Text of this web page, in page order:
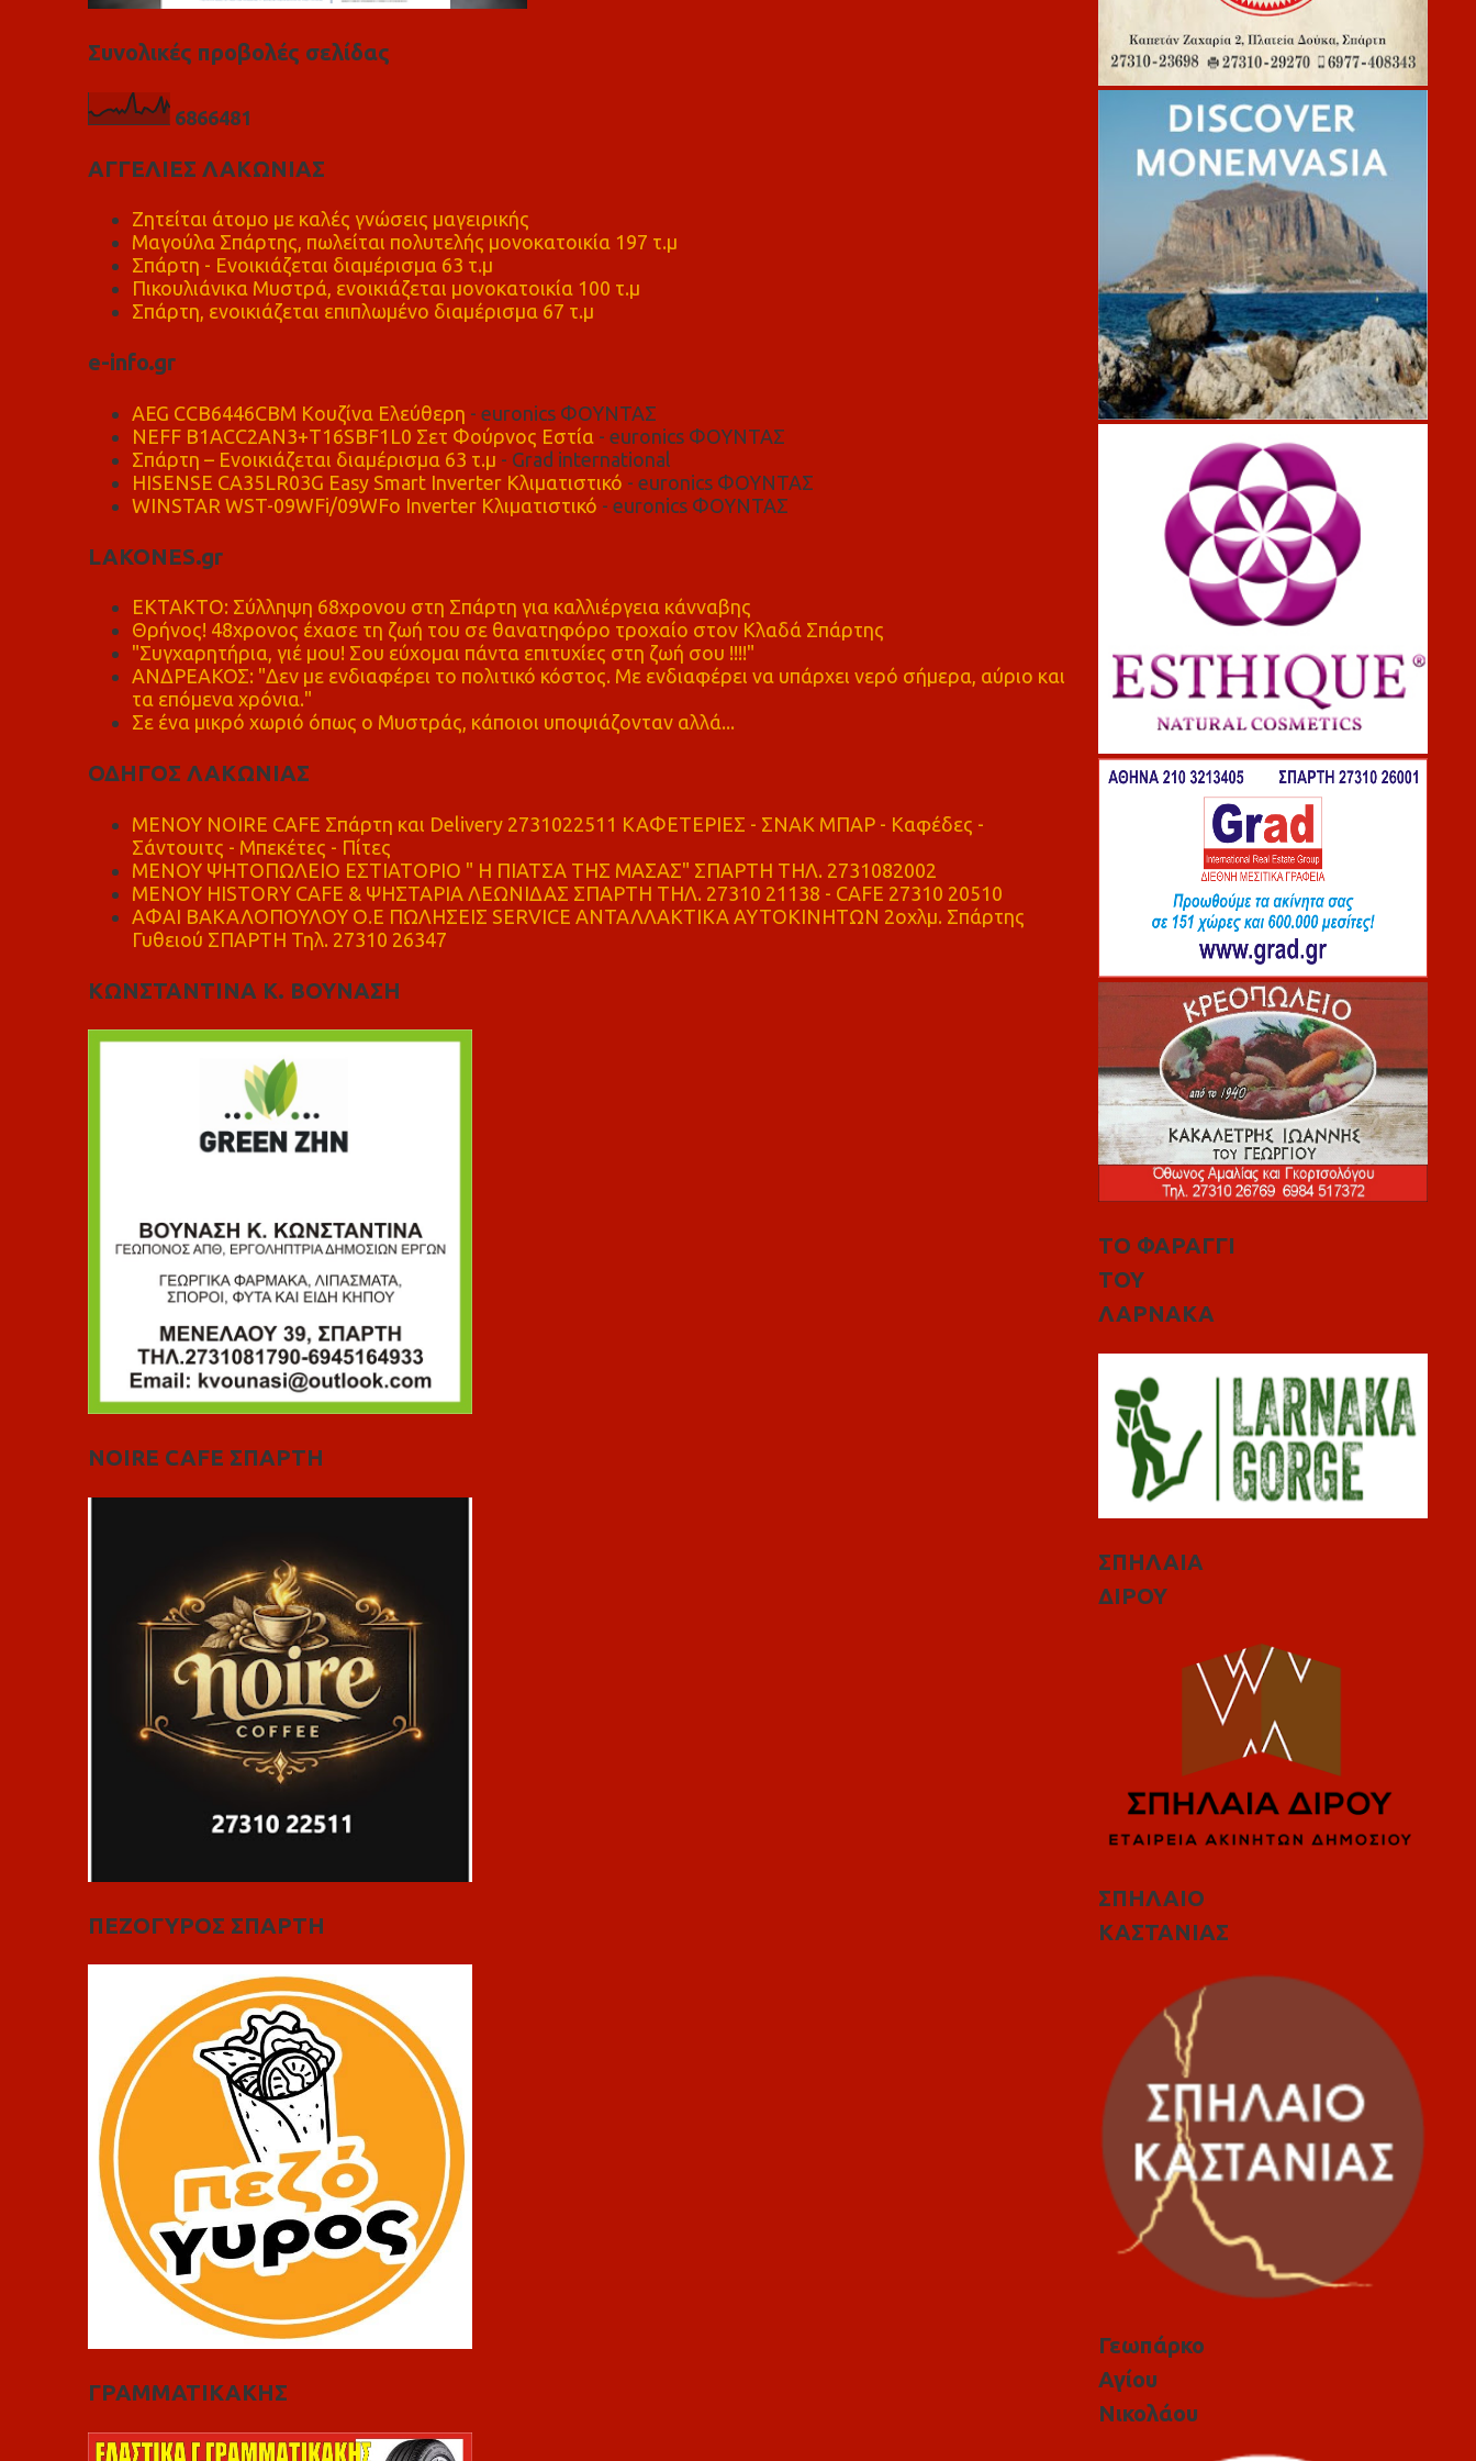
Συνολικές προβολές σελίδας
6866481
ΑΓΓΕΛΙΕΣ ΛΑΚΩΝΙΑΣ
Ζητείται άτομο με καλές γνώσεις μαγειρικής
Μαγούλα Σπάρτης, πωλείται πολυτελής μονοκατοικία 197 τ.μ
Σπάρτη - Ενοικιάζεται διαμέρισμα 63 τ.μ
Πικουλιάνικα Μυστρά, ενοικιάζεται μονοκατοικία 100 τ.μ
Σπάρτη, ενοικιάζεται επιπλωμένο διαμέρισμα 67 τ.μ
e-info.gr
AEG CCB6446CBM Κουζίνα Ελεύθερη - euronics ΦΟΥΝΤΑΣ
NEFF B1ACC2AN3+T16SBF1L0 Σετ Φούρνος Εστία - euronics ΦΟΥΝΤΑΣ
Σπάρτη – Ενοικιάζεται διαμέρισμα 63 τ.μ - Grad international
HISENSE CA35LR03G Easy Smart Inverter Κλιματιστικό - euronics ΦΟΥΝΤΑΣ
WINSTAR WST-09WFi/09WFo Inverter Κλιματιστικό - euronics ΦΟΥΝΤΑΣ
LAKONES.gr
ΕΚΤΑΚΤΟ: Σύλληψη 68χρονου στη Σπάρτη για καλλιέργεια κάνναβης
Θρήνος! 48χρονος έχασε τη ζωή του σε θανατηφόρο τροχαίο στον Κλαδά Σπάρτης
"Συγχαρητήρια, γιέ μου! Σου εύχομαι πάντα επιτυχίες στη ζωή σου !!!!"
ΑΝΔΡΕΑΚΟΣ: "Δεν με ενδιαφέρει το πολιτικό κόστος. Με ενδιαφέρει να υπάρχει νερό σήμερα, αύριο και
τα επόμενα χρόνια."
Σε ένα μικρό χωριό όπως ο Μυστράς, κάποιοι υποψιάζονταν αλλά...
ΟΔΗΓΟΣ ΛΑΚΩΝΙΑΣ
MENOY NOIRE CAFE Σπάρτη και Delivery 2731022511 ΚΑΦΕΤΕΡΙΕΣ - ΣΝΑΚ ΜΠΑΡ - Καφέδες -
Σάντουιτς - Μπεκέτες - Πίτες
ΜΕΝΟΥ ΨΗΤΟΠΩΛΕΙΟ ΕΣΤΙΑΤΟΡΙΟ " Η ΠΙΑΤΣΑ ΤΗΣ ΜΑΣΑΣ" ΣΠΑΡΤΗ ΤΗΛ. 2731082002
ΜΕΝΟΥ HISTORY CAFE & ΨΗΣΤΑΡΙΑ ΛΕΩΝΙΔΑΣ ΣΠΑΡΤΗ ΤΗΛ. 27310 21138 - CAFE 27310 20510
ΑΦΑΙ ΒΑΚΑΛΟΠΟΥΛΟΥ Ο.Ε ΠΩΛΗΣΕΙΣ SERVICE ΑΝΤΑΛΛΑΚΤΙΚΑ ΑΥΤΟΚΙΝΗΤΩΝ 2οχλμ. Σπάρτης
Γυθειού ΣΠΑΡΤΗ Τηλ. 27310 26347
ΚΩΝΣΤΑΝΤΙΝΑ Κ. ΒΟΥΝΑΣΗ
NOIRE CAFE ΣΠΑΡΤΗ
ΠΕΖΟΓΥΡΟΣ ΣΠΑΡΤΗ
ΓΡΑΜΜΑΤΙΚΑΚΗΣ
ΤΟ ΦΑΡΑΓΓΙ
ΤΟΥ
ΛΑΡΝΑΚΑ
ΣΠΗΛΑΙΑ
ΔΙΡΟΥ
ΣΠΗΛΑΙΟ
ΚΑΣΤΑΝΙΑΣ
Γεωπάρκο
Αγίου
Νικολάου